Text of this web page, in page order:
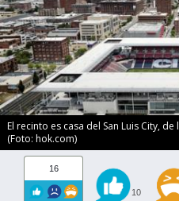
El recinto es casa del San Luis City,
(Foto: hok.com)
16
10